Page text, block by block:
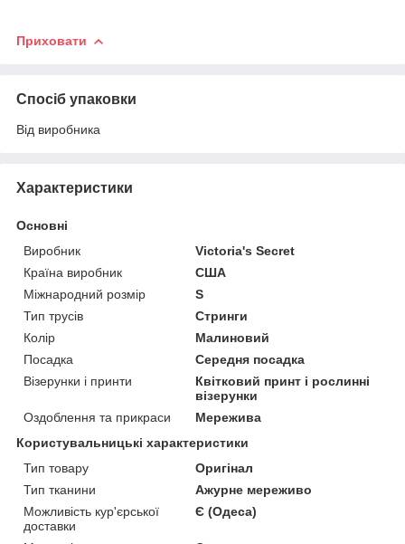
Приховати
Спосіб упаковки
Від виробника
Характеристики
Основні
Виробник
Victoria's Secret
Країна виробник
США
Міжнародний розмір
S
Тип трусів
Стринги
Колір
Малиновий
Посадка
Середня посадка
Візерунки і принти
Квітковий принт і рослинні
візерунки
Оздоблення та прикраси
Мережива
Користувальницькі характеристики
Тип товару
Оригінал
Тип тканини
Ажурне мереживо
Можливість кур'єрської
доставки
Є (Одеса)